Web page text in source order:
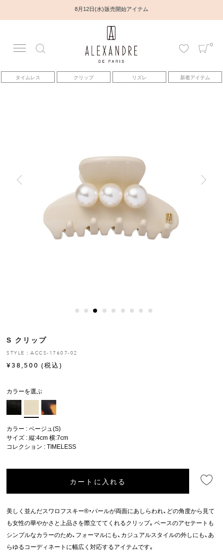
8月12日(水) 販売開始アイテム
0
タイムレス クリップ リズレ 新着アイテム
アカウント
アイテム
トピックス
ヘアアレンジ動画
ヒストリー
お修理について
S クリップ
STYLE：ACCS-17607-02
¥38,500 (税込)
カラーを選ぶ
カラー : ベージュ(S)
サイズ : 縦:4cm 横:7cm
コレクション :TIMELESS
カートに入れる
美しく並んだスワロフスキー®・パールが両面にあしらわれ、どの角度から見て
も女性の華やかさと上品さを際立ててくれるクリップ。ベースのアセテートも
シンプルなカラーのため、フォーマルにも、カジュアルスタイルの外しにも、あ
らゆるコーディネートに幅広く対応するアイテムです。